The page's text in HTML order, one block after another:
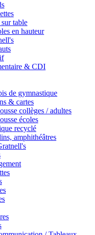
table
en hauteur
& CDI
de gymnastique
& cartes
collèges / adultes
écoles
recyclé
amphithéâtres